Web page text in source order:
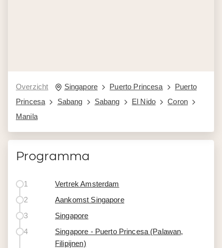
Overzicht Singapore Puerto Princesa
Puerto
Princesa
Sabang Sabang El Nido
Coron
Manila
Programma
1
Vertrek Amsterdam
2
Aankomst Singapore
3
Singapore
4
Singapore - Puerto Princesa (Palawan,
Filipijnen)